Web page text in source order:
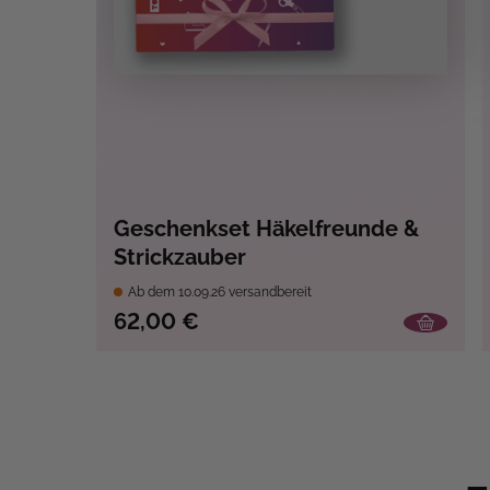
Geschenkset Häkelfreunde &
Strickzauber
Ab dem 10.09.26 versandbereit
62,00 €